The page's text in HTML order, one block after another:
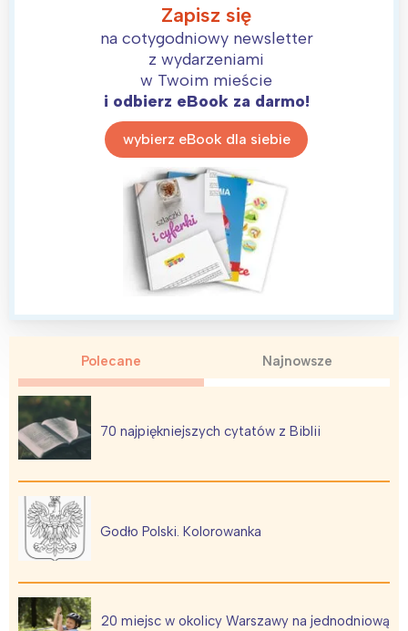
Zapisz się
na cotygodniowy newsletter
z wydarzeniami
w Twoim mieście
i odbierz eBook za darmo!
wybierz eBook dla siebie
Polecane Najnowsze
70 najpiękniejszych cytatów z Biblii
Godło Polski. Kolorowanka
20 miejsc w okolicy Warszawy na jednodniową
Interesują mnie wydarzenia z
tego regionu:
Łódź
Trójmiasto
Poznań
Wrocław
Kraków
Południe
Wszystkie
Wybieram